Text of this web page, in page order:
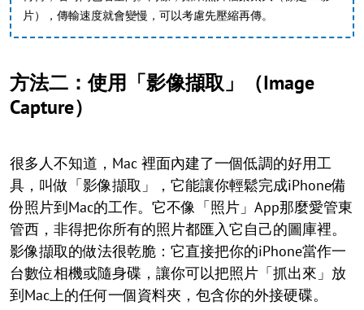
片），傳輸速度就會變慢，可以考慮先壓縮再傳。
方法二：使用「影像擷取」（Image
Capture）
很多人不知道，Mac 裡面內建了一個低調的好用工
具，叫做「影像擷取」，它能讓你輕鬆完成iPhone備
份照片到Mac的工作。它不像「照片」App那麼愛管東
管西，非得把你所有的照片都匯入它自己的圖庫裡。
影像擷取的做法很乾脆：它直接把你的iPhone當作一
台數位相機或隨身碟，讓你可以把照片「抓出來」放
到Mac上的任何一個資料夾，包含你的外接硬碟。